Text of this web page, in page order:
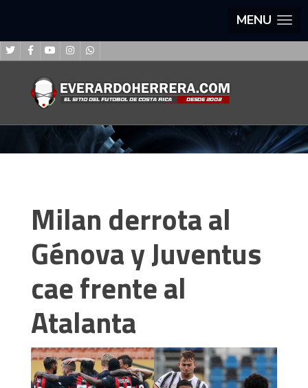
MENU
Milan derrota al
Génova y Juventus
cae frente al
Atalanta